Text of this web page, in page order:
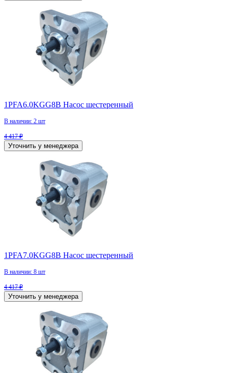
1PFA6.0KGG8B Насос шестеренный
В наличии: 2 шт
4 417 ₽
Уточнить у менеджера
1PFA7.0KGG8B Насос шестеренный
В наличии: 8 шт
4 417 ₽
Уточнить у менеджера